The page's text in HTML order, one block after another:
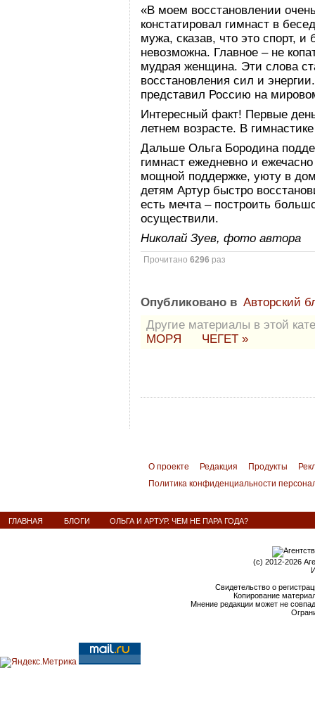
«В моем восстановлении
констатировал гимнаст в
мужа, сказав, что это спорт,
невозможна. Главное – не
мудрая женщина. Эти слова
восстановления сил и
представил Россию на
Интересный факт! Первые
летнем возрасте. В
Дальше Ольга Бородина
гимнаст ежедневно и
мощной поддержке, уюту в
детям Артур быстро
есть мечта – построить
осуществили.
Николай Зуев, фото автора
Прочитано6296 раз
Опубликовано в Авторский
Другие материалы в этой
МОРЯ
ЧЕГЕТ »
О проекте Редакция Продукты
Политика конфиденциальности
ГЛАВНАЯ БЛОГИ ОЛЬГА И АРТУР. ЧЕМ НЕ ПАРА ГОДА?
(c) 2012-2026
Свидетельство о
Копирование
Мнение редакции может не